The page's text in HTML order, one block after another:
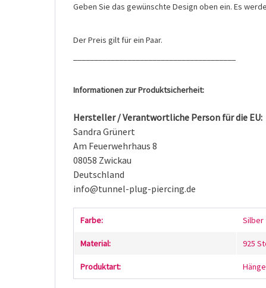
Geben Sie das gewünschte Design oben ein. Es
Der Preis gilt für ein Paar.
Informationen zur Produktsicherheit:
Hersteller / Verantwortliche Person für die EU:
Sandra Grünert
Am Feuerwehrhaus 8
08058 Zwickau
Deutschland
info@tunnel-plug-piercing.de
Farbe: Silber
Material: 925
Produktart: